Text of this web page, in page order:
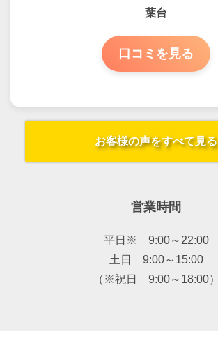
葉台
口コミを見る
お客様の声をすべて見る
営業時間
平日※ 9:00～22:00
土日 9:00～15:00
（※祝日 9:00～18:00）